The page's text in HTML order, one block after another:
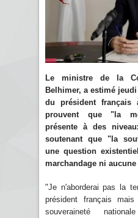
Le ministre de la
Belhimer, a estimé
du président français
prouvent que "la
présente à des
soutenant que "la
une question
marchandage ni
"Je n'aborderai pas la
président français
souveraineté